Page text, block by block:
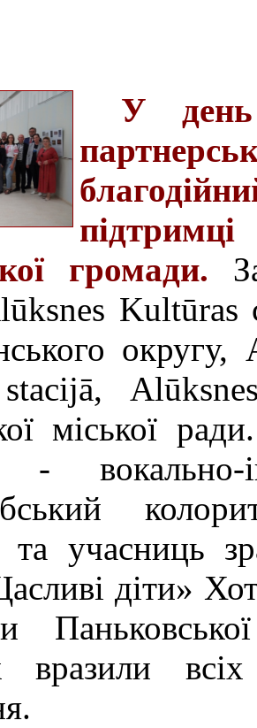
У день
громади.
Kultūras
stacijā,
міської
- вокально-
учасниць
діти»
вразили